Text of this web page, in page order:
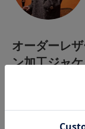
オーダーレ
ン加工ジャ
※画像をタップして商